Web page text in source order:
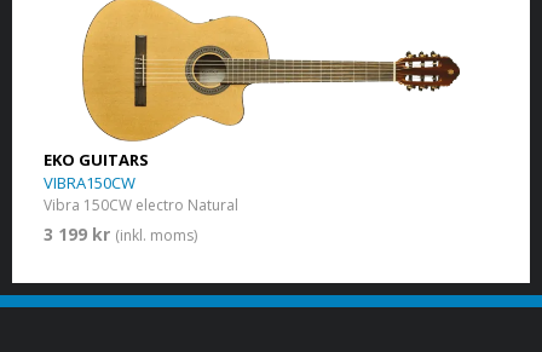
EKO GUITARS
VIBRA150CW
Vibra 150CW electro Natural
3 199 kr (inkl. moms)